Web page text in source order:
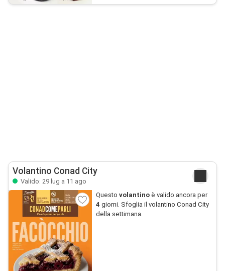
Volantino Conad City
Valido: 29 lug a 11 ago
Questo volantinoè valido ancora per
4 giorni. Sfoglia il volantino Conad City
della settimana.